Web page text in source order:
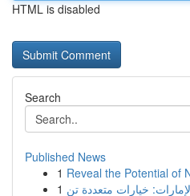
HTML is disabled
Search
Published News
1 Reveal the Potential of
1